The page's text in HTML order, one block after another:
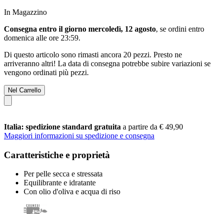
In Magazzino
Consegna entro il giorno mercoledì, 12 agosto, se ordini entro
domenica alle ore 23:59.
Di questo articolo sono rimasti ancora 20 pezzi. Presto ne
arriveranno altri! La data di consegna potrebbe subire variazioni se
vengono ordinati più pezzi.
Nel Carrello
Italia: spedizione standard gratuita a partire da € 49,90
Maggiori informazioni su spedizione e consegna
Caratteristiche e proprietà
Per pelle secca e stressata
Equilibrante e idratante
Con olio d'oliva e acqua di riso